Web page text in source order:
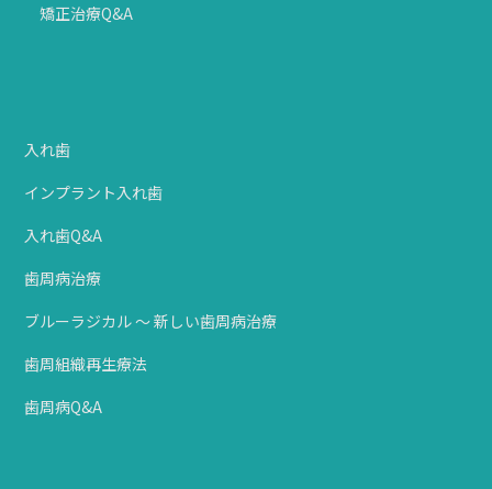
矯正治療Q&A
入れ歯
インプラント入れ歯
入れ歯Q&A
歯周病治療
ブルーラジカル ～ 新しい歯周病治療
歯周組織再生療法
歯周病Q&A